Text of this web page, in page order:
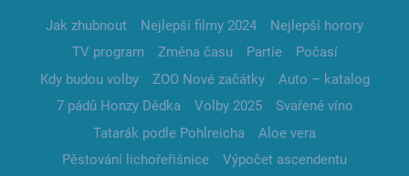
Jak zhubnout Nejlepší filmy 2024
Nejlepší horory
TV program
Změna času Partie
Počasí
Kdy budou volby
ZOO Nové začátky
Auto – katalog
7 pádů Honzy Dědka
Volby 2025
Svařené víno
Tatarák podle Pohlreicha
Aloe vera
Pěstování lichořeřišnice
Výpočet ascendentu